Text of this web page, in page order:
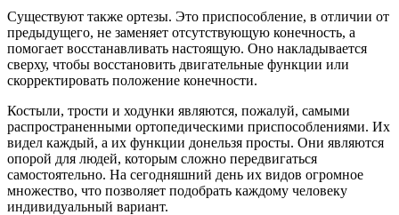
Существуют также ортезы. Это приспособление, в отличии от
предыдущего, не заменяет отсутствующую конечность, а
помогает восстанавливать настоящую. Оно накладывается
сверху, чтобы восстановить двигательные функции или
скорректировать положение конечности.
Костыли, трости и ходунки являются, пожалуй, самыми
распространенными ортопедическими приспособлениями. Их
видел каждый, а их функции донельзя просты. Они являются
опорой для людей, которым сложно передвигаться
самостоятельно. На сегодняшний день их видов огромное
множество, что позволяет подобрать каждому человеку
индивидуальный вариант.